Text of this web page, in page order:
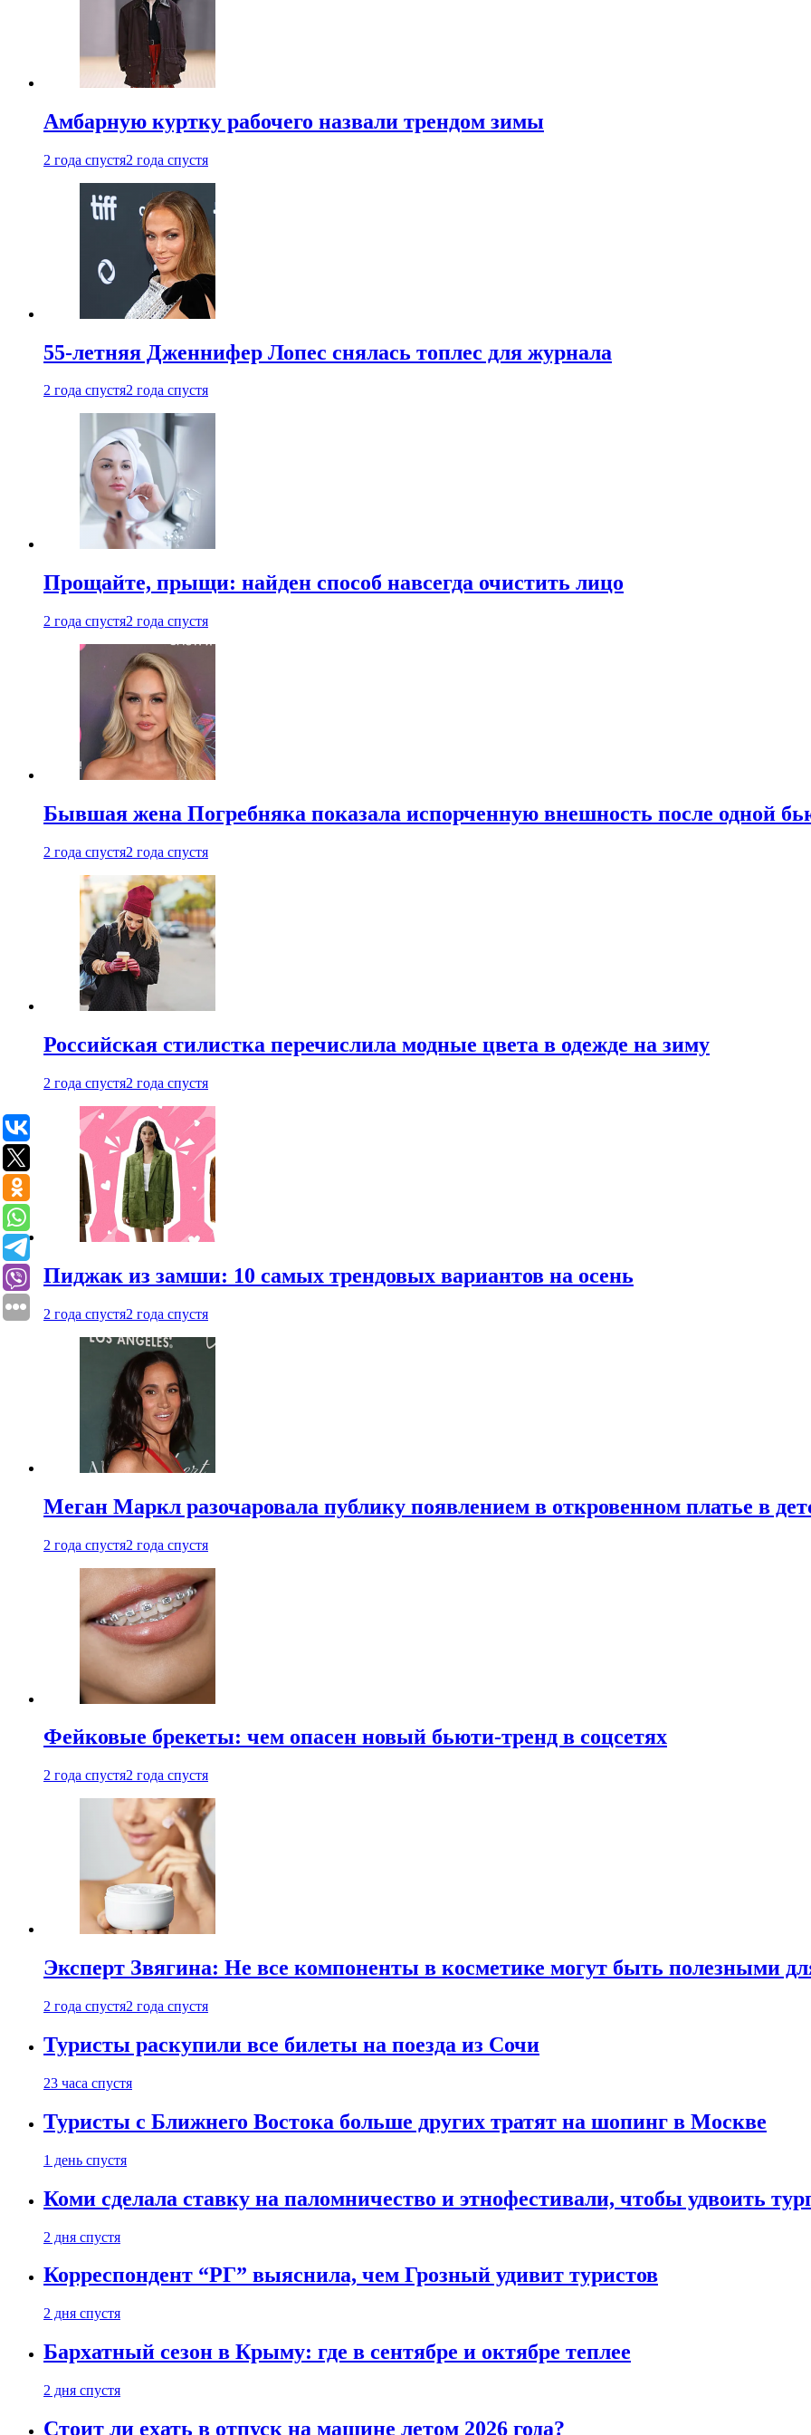
Амбарную куртку рабочего назвали трендом зимы
2 года спустя2 года спустя
55-летняя Дженнифер Лопес снялась топлес для журнала
2 года спустя2 года спустя
Прощайте, прыщи: найден способ навсегда очистить лицо
2 года спустя2 года спустя
Бывшая жена Погребняка показала испорченную внешность после одной
2 года спустя2 года спустя
Российская стилистка перечислила модные цвета в одежде на зиму
2 года спустя2 года спустя
Пиджак из замши: 10 самых трендовых вариантов на осень
2 года спустя2 года спустя
Меган Маркл разочаровала публику появлением в откровенном платье в
2 года спустя2 года спустя
Фейковые брекеты: чем опасен новый бьюти-тренд в соцсетях
2 года спустя2 года спустя
Эксперт Звягина: Не все компоненты в косметике могут быть полезными
2 года спустя2 года спустя
Туристы раскупили все билеты на поезда из Сочи
23 часа спустя
Туристы с Ближнего Востока больше других тратят на шопинг в Москве
1 день спустя
Коми сделала ставку на паломничество и этнофестивали, чтобы удвоить
2 дня спустя
Корреспондент “РГ” выяснила, чем Грозный удивит туристов
2 дня спустя
Бархатный сезон в Крыму: где в сентябре и октябре теплее
2 дня спустя
Стоит ли ехать в отпуск на машине летом 2026 года?